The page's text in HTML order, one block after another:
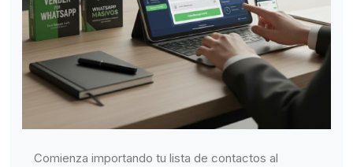
Comienza importando tu lista de contactos al